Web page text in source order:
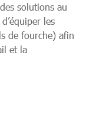
solutions au
les
de fourche) afin
et la